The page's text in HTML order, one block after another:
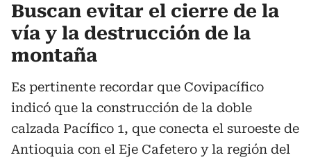
Buscan evitar el cierre de la
vía y la destrucción de la
montaña
Es pertinente recordar que Covipacífico
indicó que la construcción de la doble
calzada Pacífico 1, que conecta el suroeste de
Antioquia con el Eje Cafetero y la región del